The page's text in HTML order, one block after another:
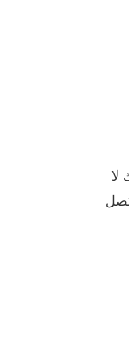
لا